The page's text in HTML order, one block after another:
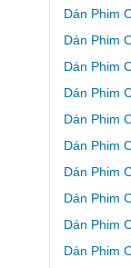
Dán Phim
Dán Phim
Dán Phim
Dán Phim
Dán Phim
Dán Phim
Dán Phim
Dán Phim
Dán Phim
Dán Phim